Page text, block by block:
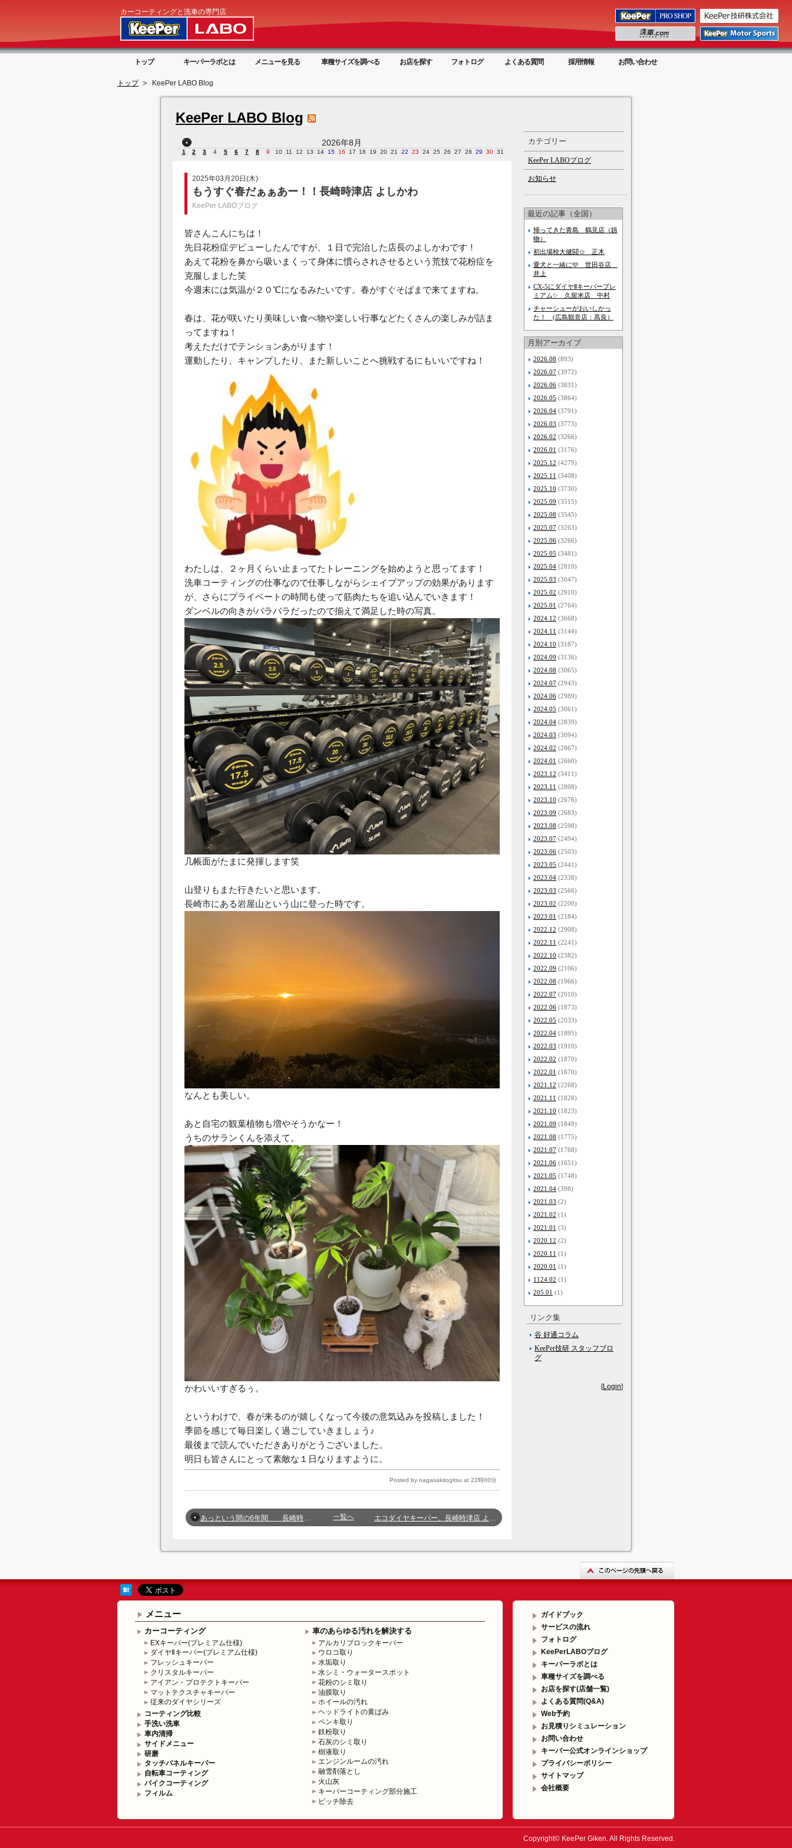
カーコーティングと洗車の専門店
トップ キーパーラボとは メニューを見る 車種サイズを調べる お店を探す フォトログ よくある質問 採用情報 お問い合わせ
トップ KeePer LABO Blog
KeePer LABO Blog
2026年8月
1 2 3 4 5 6 7 8 9 10 11 12 13 14 15 16 17 18 19 20 21 22 23 24 25 26 27 28 29 30 31
2025年03月20日(木)
もうすぐ春だぁぁあー！！長崎時津店 よしかわ
KeePer LABOブログ
皆さんこんにちは！
先日花粉症デビューしたんですが、１日で完治した店長のよしかわです！
あえて花粉を鼻から吸いまくって身体に慣らされさせるという荒技で花粉症を
克服しました笑
今週末には気温が２０℃になるみたいです。春がすぐそばまで来てますね。
春は、花が咲いたり美味しい食べ物や楽しい行事などたくさんの楽しみが詰ま
ってますね！
考えただけでテンションあがります！
運動したり、キャンプしたり、また新しいことへ挑戦するにもいいですね！
わたしは、２ヶ月くらい止まってたトレーニングを始めようと思ってます！
洗車コーティングの仕事なので仕事しながらシェイプアップの効果があります
が、さらにプライベートの時間も使って筋肉たちを追い込んでいきます！
ダンベルの向きがバラバラだったので揃えて満足した時の写真。
几帳面がたまに発揮します笑
山登りもまた行きたいと思います。
長崎市にある岩屋山という山に登った時です。
なんとも美しい。
あと自宅の観葉植物も増やそうかなー！
うちのサランくんを添えて。
かわいいすぎるぅ。
というわけで、春が来るのが嬉しくなって今後の意気込みを投稿しました！
季節を感じて毎日楽しく過ごしていきましょう♪
最後まで読んでいただきありがとうございました。
明日も皆さんにとって素敵な１日なりますように。
Posted by nagasakitogitsu at 22時00分
あっという間の6年間 長崎時津店 ふくい 一覧へ エコダイヤキーパー。長崎時津店 よしかわ
カテゴリー
KeePer LABOブログ
お知らせ
最近の記事（全国）
帰ってきた青島 鶴見店（釼
物）
初出場校大健闘☆ 正木
愛犬と一緒に🩵 世田谷店
井上
CX-5にダイヤⅡキーパープレ
ミアム✨️ 久留米店 中村
チャーシューがおいしかっ
た！ (広島観音店：髙良）
月別アーカイブ
2026.08 (893)
2026.07 (3972)
2026.06 (3831)
2026.05 (3864)
2026.04 (3791)
2026.03 (3773)
2026.02 (3266)
2026.01 (3176)
2025.12 (4279)
2025.11 (3408)
2025.10 (3730)
2025.09 (3515)
2025.08 (3545)
2025.07 (3263)
2025.06 (3266)
2025.05 (3481)
2025.04 (2810)
2025.03 (3047)
2025.02 (2910)
2025.01 (2764)
2024.12 (3668)
2024.11 (3144)
2024.10 (3187)
2024.09 (3136)
2024.08 (3065)
2024.07 (2943)
2024.06 (2989)
2024.05 (3061)
2024.04 (2839)
2024.03 (3094)
2024.02 (2867)
2024.01 (2660)
2023.12 (3411)
2023.11 (2808)
2023.10 (2676)
2023.09 (2683)
2023.08 (2598)
2023.07 (2494)
2023.06 (2503)
2023.05 (2441)
2023.04 (2338)
2023.03 (2566)
2023.02 (2200)
2023.01 (2184)
2022.12 (2908)
2022.11 (2241)
2022.10 (2382)
2022.09 (2106)
2022.08 (1966)
2022.07 (2010)
2022.06 (1873)
2022.05 (2033)
2022.04 (1895)
2022.03 (1910)
2022.02 (1870)
2022.01 (1670)
2021.12 (2268)
2021.11 (1828)
2021.10 (1823)
2021.09 (1849)
2021.08 (1775)
2021.07 (1768)
2021.06 (1651)
2021.05 (1748)
2021.04 (398)
2021.03 (2)
2021.02 (1)
2021.01 (3)
2020.12 (2)
2020.11 (1)
2020.01 (1)
1124.02 (1)
205.01 (1)
リンク集
谷 好通コラム
KeePer技研 スタッフブロ
グ
[Login]
メニュー
カーコーティング
EXキーパー(プレミアム仕様)
ダイヤⅡキーパー(プレミアム仕様)
フレッシュキーパー
クリスタルキーパー
アイアン・プロテクトキーパー
マットテクスチャキーパー
従来のダイヤシリーズ
コーティング比較
手洗い洗車
車内清掃
サイドメニュー
研磨
タッチパネルキーパー
自転車コーティング
バイクコーティング
フィルム
車のあらゆる汚れを解決する
アルカリブロックキーパー
ウロコ取り
水垢取り
水シミ・ウォータースポット
花粉のシミ取り
油膜取り
ホイールの汚れ
ヘッドライトの黄ばみ
ペンキ取り
鉄粉取り
石灰のシミ取り
樹液取り
エンジンルームの汚れ
融雪剤落とし
火山灰
キーパーコーティング部分施工
ピッチ除去
ガイドブック
サービスの流れ
フォトログ
KeePerLABOブログ
キーパーラボとは
車種サイズを調べる
お店を探す(店舗一覧)
よくある質問(Q&A)
Web予約
お見積りシミュレーション
お問い合わせ
キーパー公式オンラインショップ
プライバシーポリシー
サイトマップ
会社概要
Copyright© KeePer Giken. All Rights Reserved.